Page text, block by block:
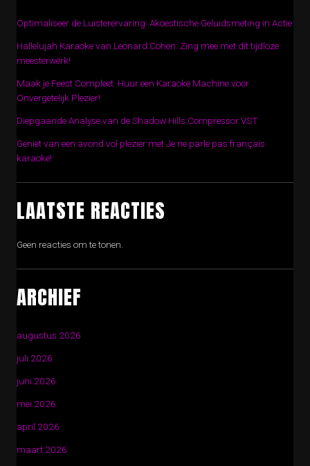
Optimaliseer de Luisterervaring: Akoestische Geluidsmeting in Actie
Hallelujah Karaoke van Leonard Cohen: Zing mee met dit tijdloze
meesterwerk!
Maak je Feest Compleet: Huur een Karaoke Machine voor
Onvergetelijk Plezier!
Diepgaande Analyse van de Shadow Hills Compressor VST
Geniet van een avond vol plezier met Je ne parle pas français
karaoke!
LAATSTE REACTIES
Geen reacties om te tonen.
ARCHIEF
augustus 2026
juli 2026
juni 2026
mei 2026
april 2026
maart 2026